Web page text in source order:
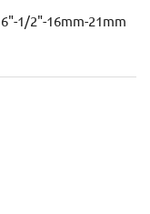
1/2"-16mm-21mm